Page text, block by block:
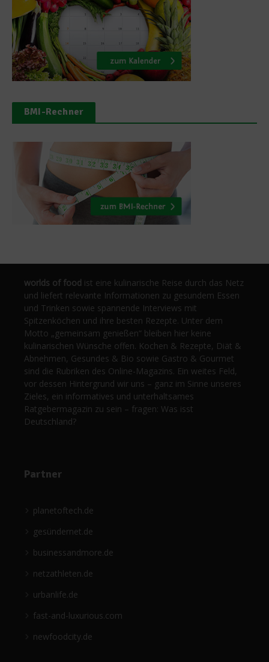
BMI-Rechner
worlds of food ist eine kulinarische Reise durch das Netz
und liefert relevante Informationen zu gesundem Essen
und Trinken sowie spannende Interviews mit
Spitzenköchen und ihre besten Rezepte. Unter dem
Motto „gemeinsam genießen“ bleiben hier keine
kulinarischen Wünsche offen. Kochen & Rezepte, Diät &
Abnehmen, Gesundes & Bio sowie Gastro & Gourmet
sind die Rubriken des Online-Magazins. Ein weites Feld,
vor dessen Hintergrund wir uns – ganz im Sinne unseres
Zieles, ein informatives und unterhaltsames
Ratgebermagazin zu sein – fragen: Was isst
Deutschland?
Partner
planetoftech.de
gesündernet.de
businessandmore.de
netzathleten.de
urbanlife.de
fast-and-luxurious.com
newfoodcity.de